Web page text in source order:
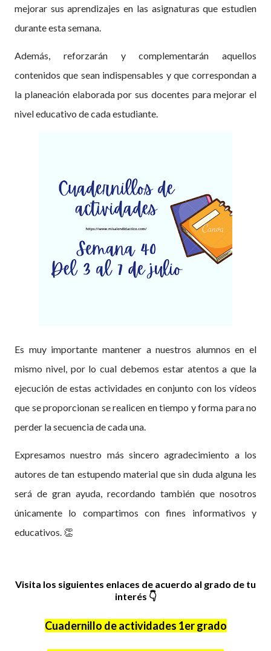
mejorar sus aprendizajes en las asignaturas que estudien
durante esta semana.
Además, reforzarán y complementarán aquellos
contenidos que sean indispensables y que correspondan a
la planeación elaborada por sus docentes para mejorar el
nivel educativo de cada estudiante.
Es muy importante mantener a nuestros alumnos en el
mismo nivel, por lo cual debemos estar atentos a que la
ejecución de estas actividades en conjunto con los vídeos
que se proporcionan se realicen en tiempo y forma para no
perder la secuencia de cada una.
Expresamos nuestro más sincero agradecimiento a los
autores de tan estupendo material que sin duda alguna les
será de gran ayuda, recordando también que nosotros
únicamente lo compartimos con fines informativos y
educativos. 👏
Visita los siguientes enlaces de acuerdo al grado de tu
interés 👇
Cuadernillo de actividades 1er grado